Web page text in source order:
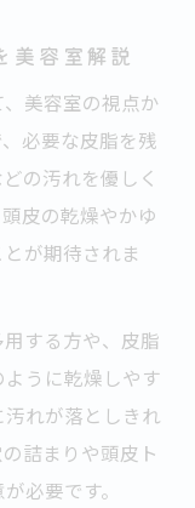
美容室解説
美容室の視点か
必要な皮脂を残
の汚れを優しく
皮の乾燥やかゆ
が期待されま
する方や、皮脂
うに乾燥しやす
れが落としきれ
詰まりや頭皮ト
必要です。